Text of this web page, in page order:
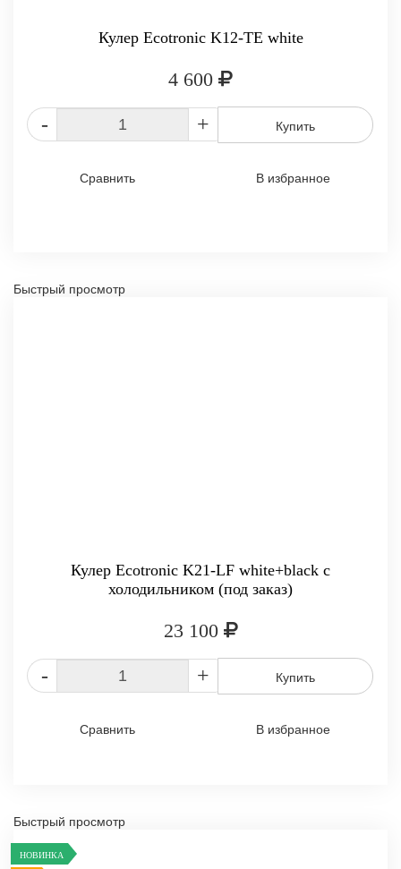
Кулер Ecotronic K12-TE white
4 600
- + Купить
Сравнить В избранное
Быстрый просмотр
Кулер Ecotronic K21-LF white+black с
холодильником (под заказ)
23 100
- + Купить
Сравнить В избранное
Быстрый просмотр
НОВИНКА